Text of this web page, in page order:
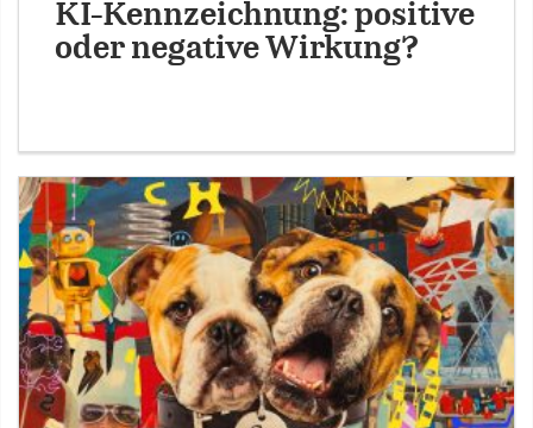
KI-Kennzeichnung: positive
oder negative Wirkung?